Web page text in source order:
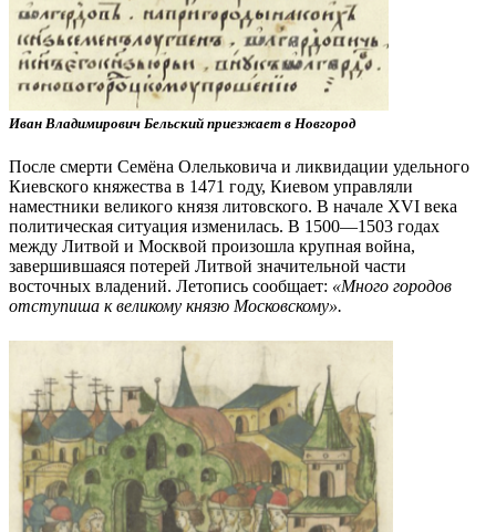
Иван Владимирович Бельский приезжает в Новгород
После смерти Семёна Олельковича и ликвидации удельного
Киевского княжества в 1471 году, Киевом управляли
наместники великого князя литовского. В начале XVI века
политическая ситуация изменилась. В 1500—1503 годах
между Литвой и Москвой произошла крупная война,
завершившаяся потерей Литвой значительной части
восточных владений. Летопись сообщает: «Много городов
отступиша к великому князю Московскому».